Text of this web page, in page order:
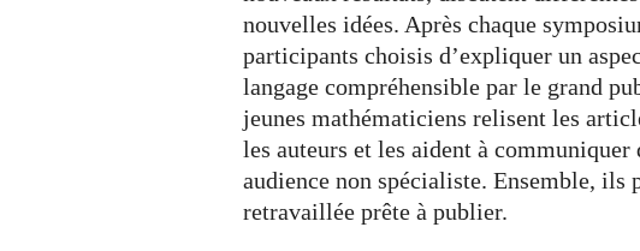
nouvelles idées. Après chaque
participants choisis d’expliquer un
langage compréhensible par le grand
jeunes mathématiciens relisent les
les auteurs et les aident à communiquer
audience non spécialiste. Ensemble, ils
retravaillée prête à publier.